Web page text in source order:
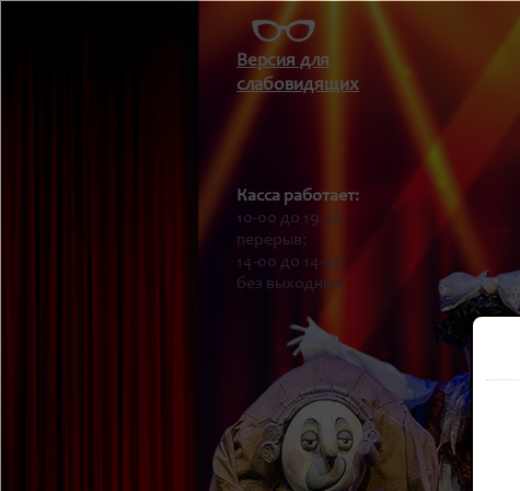
Касса работает:
10-00 до 19-30
перерыв:
14-00 до 14-30
без выходных
Версия для
слабовидящих